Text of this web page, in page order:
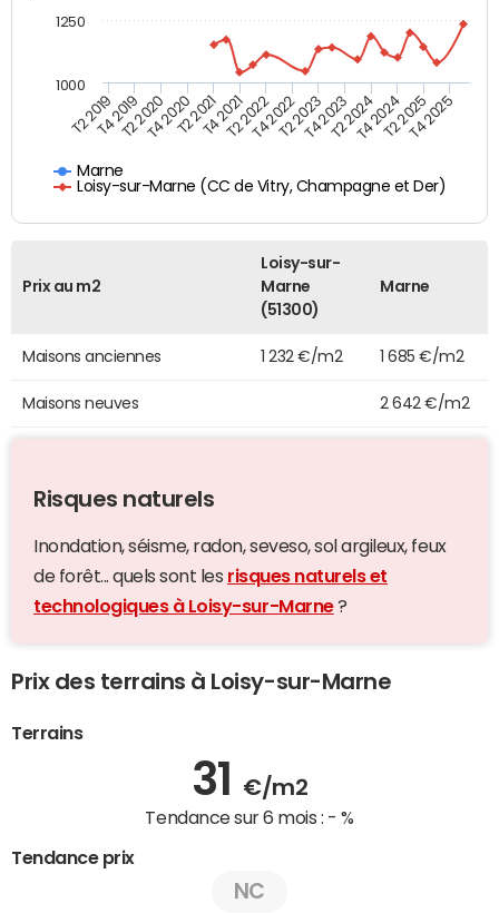
Marne
Loisy-sur-Marne (CC de Vitry, Champagne et Der)
T2 2019T4 2019T2 2020T4 2020T2 2021T4 2021T2 2022T4 2022T2 2023T4 2023T2 2024T4 2024T2 2025T4 2025
1000
1250
Prix au m2
Loisy-sur-
Marne
(51300)
Marne
Maisons anciennes 1 232 €/m2 1 685 €/m2
Maisons neuves 2 642 €/m2
Risques naturels
Inondation, séisme, radon, seveso, sol argileux, feux
de forêt... quels sont les risques naturels et
technologiques à Loisy-sur-Marne?
Prix des terrains à Loisy-sur-Marne
Terrains
31 €/m2
Tendance sur 6 mois : - %
Tendance prix
NC